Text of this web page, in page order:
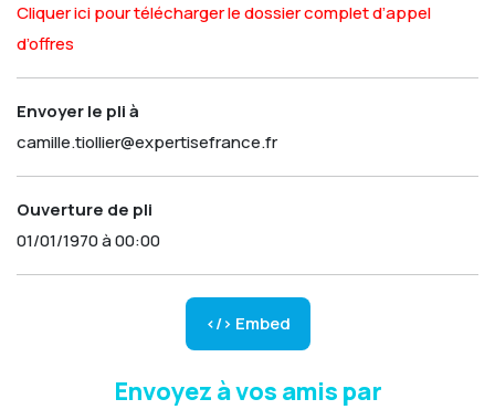
Cliquer ici pour télécharger le dossier complet d’appel
d’offres
Envoyer le pli à
camille.tiollier@expertisefrance.fr
Ouverture de pli
01/01/1970 à 00:00
</> Embed
Envoyez à vos amis par